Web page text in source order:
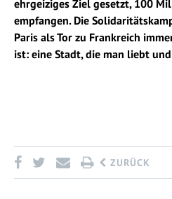
ehrgeiziges Ziel gesetzt, 100
empfangen. Die
Paris als Tor zu Frankreich
ist: eine Stadt, die man liebt
ZURÜCK